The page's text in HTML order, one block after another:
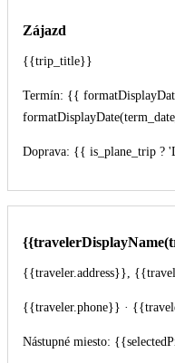
Zájazd
{{trip_title}}
Termín: {{
Doprava: {{ is_plane_trip ?
{{traveler.address}},
{{traveler.phone}} ·
Nástupné miesto: